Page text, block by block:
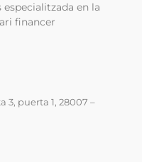
en la
financer
3, puerta 1, 28007 –